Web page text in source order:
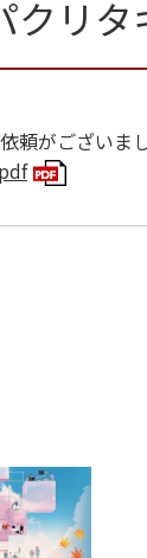
クリ
頼がございま